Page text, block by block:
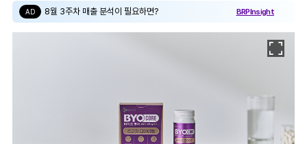
AD 8월 3주차 매출 분석이 필요하면? BRPInsight